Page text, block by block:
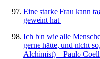
Eine starke Frau kann
geweint hat.
Ich bin wie alle
gerne hätte, und nicht
Alchimist) – Paulo